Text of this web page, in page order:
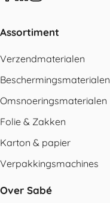
Assortiment
Verzendmaterialen
Beschermingsmaterialen
Omsnoeringsmaterialen
Folie & Zakken
Karton & papier
Verpakkingsmachines
Over Sabé